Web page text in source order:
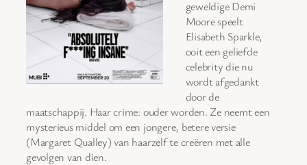
geweldige Demi
Moore speelt
Elisabeth Sparkle,
ooit een geliefde
celebrity die nu
wordt afgedankt
door de
maatschappij. Haar crime: ouder worden. Ze neemt een
mysterieus middel om een jongere, betere versie
(Margaret Qualley) van haarzelf te creëren met alle
gevolgen van dien.